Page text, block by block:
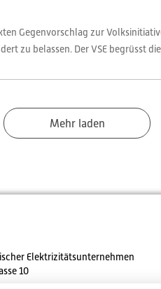
Gegenvorschlag zur
zu belassen. Der VSE begrüsst
Mehr laden
Elektrizitätsunternehmen
10